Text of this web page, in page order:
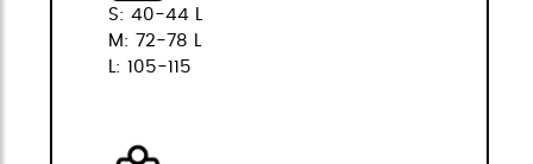
S: 40-44 L
M: 72-78 L
L: 105-115